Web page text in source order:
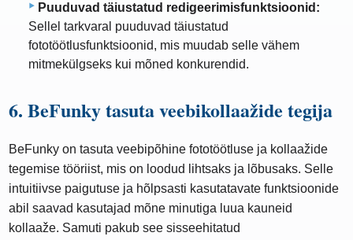
Puuduvad täiustatud redigeerimisfunktsioonid:
Sellel tarkvaral puuduvad täiustatud
fototöötlusfunktsioonid, mis muudab selle vähem
mitmekülgseks kui mõned konkurendid.
6. BeFunky tasuta veebikollaažide tegija
BeFunky on tasuta veebipõhine fototöötluse ja kollaažide
tegemise tööriist, mis on loodud lihtsaks ja lõbusaks. Selle
intuitiivse paigutuse ja hõlpsasti kasutatavate funktsioonide
abil saavad kasutajad mõne minutiga luua kauneid
kollaaže. Samuti pakub see sisseehitatud